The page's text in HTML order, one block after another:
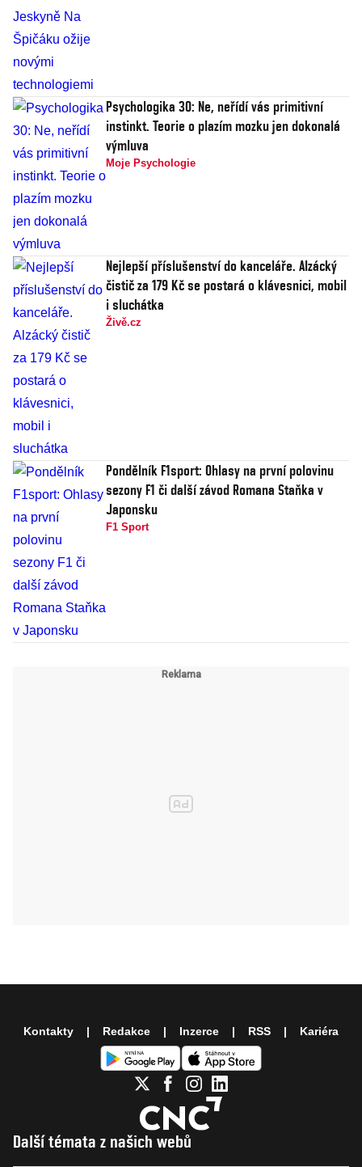
Psychologika 30: Ne, neřídí vás primitivní
instinkt. Teorie o plazím mozku jen dokonalá
výmluva
Moje Psychologie
Nejlepší příslušenství do kanceláře. Alzácký
čistič za 179 Kč se postará o klávesnici, mobil
i sluchátka
Živě.cz
Pondělník F1sport: Ohlasy na první polovinu
sezony F1 či další závod Romana Staňka v
Japonsku
F1 Sport
Další témata z našich webů
Kontakty Redakce Inzerce RSS Kariéra